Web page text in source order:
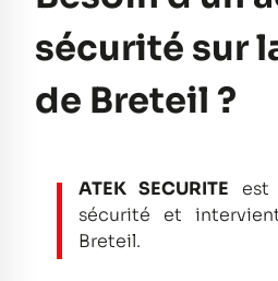
sécurité sur
de Breteil ?
ATEK SECURITE est
sécurité et
Breteil.